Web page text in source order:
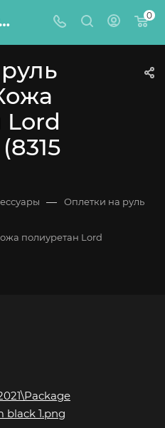
полиуретан Lord Autofashion (8315 Чёрный XL) 0
Lord
— Оплетки на руль
полиуретан Lord